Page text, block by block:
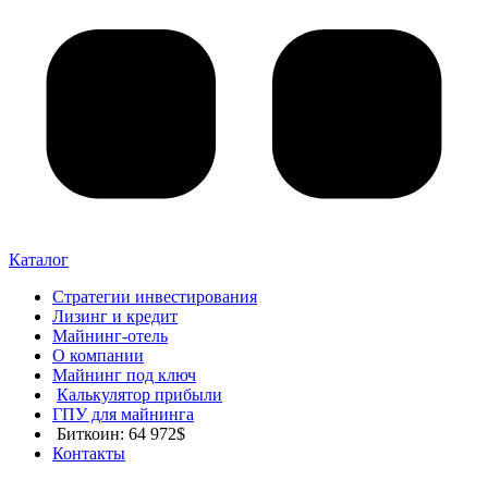
Каталог
Стратегии инвестирования
Лизинг и кредит
Майнинг-отель
О компании
Майнинг под ключ
Калькулятор прибыли
ГПУ для майнинга
Биткоин: 64 972$
Контакты